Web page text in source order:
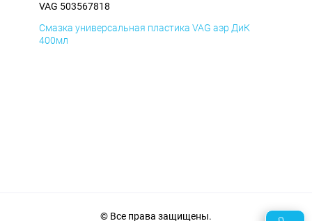
VAG 503567818
Смазка универсальная пластика VAG аэр ДиК
400мл
© Все права защищены.